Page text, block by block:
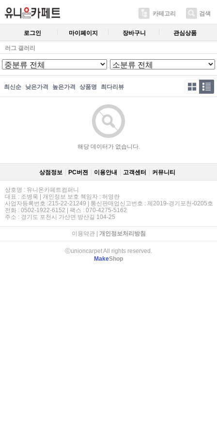
카테고리 검색
로그인 마이페이지 장바구니 관심상품
러그 갤러리
최신순 낮은가격 높은가격 상품명 최다리뷰
해당 데이터가 없습니다.
상점정보 PC버젼 이용안내 고객센터 커뮤니티
상호명 : 유니온카페트컴퍼니
대표 : 조병욱 | 개인정보 보호 책임자 : 허영란
사업자등록번호 :215-22-21249 | 통신판매업신고번호 : 제2019-경기포천-0205호
전화 : 0502-1922-6152 | 팩스 : 070-4275-5162
주소 : 경기도 포천시 가산면 방산길 104-25
이용약관| 개인정보처리방침
ⓒunioncarpet All rights reserved.
MakeShop